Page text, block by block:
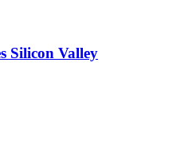
Silicon Valley